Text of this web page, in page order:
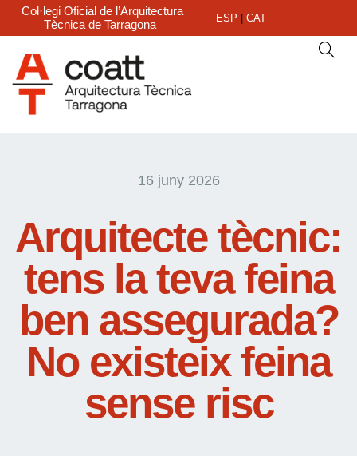
Col·legi Oficial de l’Arquitectura
Tècnica de Tarragona
ESP CAT
16 juny 2026
Arquitecte tècnic:
tens la teva feina
ben assegurada?
No existeix feina
sense risc